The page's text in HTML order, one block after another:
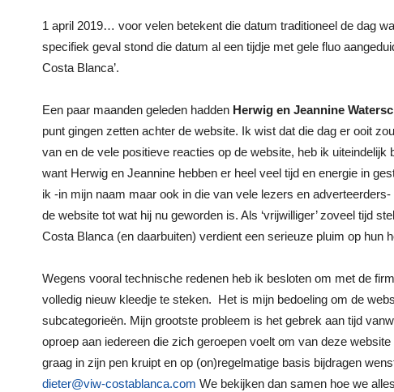
1 april 2019… voor velen betekent die datum traditioneel de dag
specifiek geval stond die datum al een tijdje met gele fluo
Costa Blanca’.
Een paar maanden geleden hadden Herwig en Jeannine
punt gingen zetten achter de website. Ik wist dat die dag er ooit
van en de vele positieve reacties op de website, heb ik
want Herwig en Jeannine hebben er heel veel tijd en energie in
ik -in mijn naam maar ook in die van vele lezers en
de website tot wat hij nu geworden is. Als ‘vrijwilliger’ zoveel tijd
Costa Blanca (en daarbuiten) verdient een serieuze pluim op hun
Wegens vooral technische redenen heb ik besloten om met de
volledig nieuw kleedje te steken. Het is mijn bedoeling om de
subcategorieën. Mijn grootste probleem is het gebrek aan tijd
oproep aan iedereen die zich geroepen voelt om van deze
graag in zijn pen kruipt en op (on)regelmatige basis bijdragen
dieter@viw-costablanca.com We bekijken dan samen hoe we